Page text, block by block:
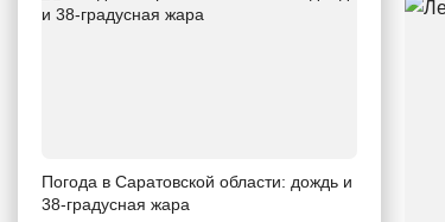
Погода в Саратовской области: дождь и
38-градусная жара